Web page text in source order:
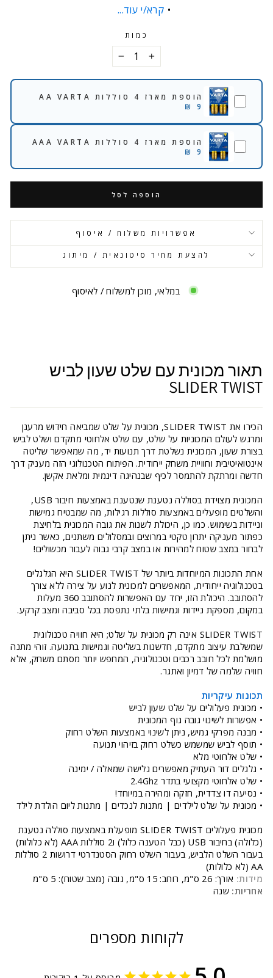
קרא/י עוד...
כמות
− +
הוספת מארז 4 סוללות AA VARTA
9 ₪
הוספת מארז 4 סוללות AAA VARTA
9 ₪
הוספה לסל
אפשרויות משלוח / איסוף
להצעת מחיר סיטונאית / מיתוג
במלאי, מוכן למשלוח / לאיסוף
תאור מכונית עם שלט שעון לביש
SLIDER TWIST
הכירו את SLIDER TWIST, מכונית על שלט שמביאה חידוש מרענן
ומרגש לעולם המכוניות על שלט, עם שלט אלחוטי מתקדם ושלט לביש
בצורת שעון, המכונית נשלטת דרך תנועות יד, מה שמאפשר שליטה
אינטואיטיבית וחוויית משחק ייחודית. הפיתוח הטכנולוגי הזה מעניק דרך
חדשה ומרתקת להתמסר לכיף שבנהיגה דינמית ומלאת אקשן.
המכונית מצוידת בסוללה נטענת שנטענת באמצעות חיבור USB,
והשלטים מופעלים באמצעות סוללות רגילות, מה שמבטיח גמישות
וניידות בשימוש. כמו כן, היכולת לשנות את גובה המכונית בלחיצת
כפתור מעניקה יתרון טקטי במרוצים ובמסלולים משתנים, כאשר ניתן
לבחור במצב שטוח למהירות או במצב קרבי גבוה לעבור מכשולים!
אחת התכונות המיוחדות ביותר של SLIDER TWIST היא הגלגלים
בטכנולוגיה ייחודית, המאפשרים למכונית לנוע על צירה ללא צורך
להסתובב. היכולת הזו, יחד עם האפשרות להסתובב 360 מעלות
במקום, מספקת ניידות וגמישות בלתי נתפסת בכל סביבה ומצב קרקע.
SLIDER TWIST אינה רק מכונית על שלט; היא חוויה טכנולוגית
שמשלבת עיצוב מתקדם, חדשנות בשליטה וגמישות בתנועה. זוהי מתנה
מושלמת לכל חובב רכבים וטכנולוגיה, המחפש יותר מסתם משחק, אלא
חוויה שלמה של דמיון ואתגר.
תכונות עיקריות
• מכונית פעלולים על שלט שעון לביש
• אפשרות לשינוי גובה גוף המכונית
• מבנה מפרקי גמיש, ניתן לשינוי באמצעות השלט רחוק
• תוסף לביש שמשמש כשלט רחוק בזיהוי תנועה
• שלט אלחוטי מלא
• גלגלים דור העתיק מאפשרים גלישה שמאלה / ימינה
• שלט אלחוטי מקצועי בתדר 2.4Ghz
• נסיעה דו צדדית, חזקה ומהירה במיוחד!
• מכונית על שלט לילדים | מתנות לנכדים | מתנות ליום הולדת לילד
מכונית פעלולים SLIDER TWIST מופעלת באמצעות סוללה נטענת
(כלולה) בחיבור USB (כבל הטענה כלול) ו2 סוללות AAA (לא כלולות)
בעבור השלט הלביש, בעבור השלט רחוק הסטנדרטי דרושות 2 סוללות
AA (לא כלולות)
מידות: אורך: 26 ס"מ, רוחב: 15 ס"מ, גובה (מצב שטוח): 5 ס"מ
אחריות: שנה
לקוחות מספרים